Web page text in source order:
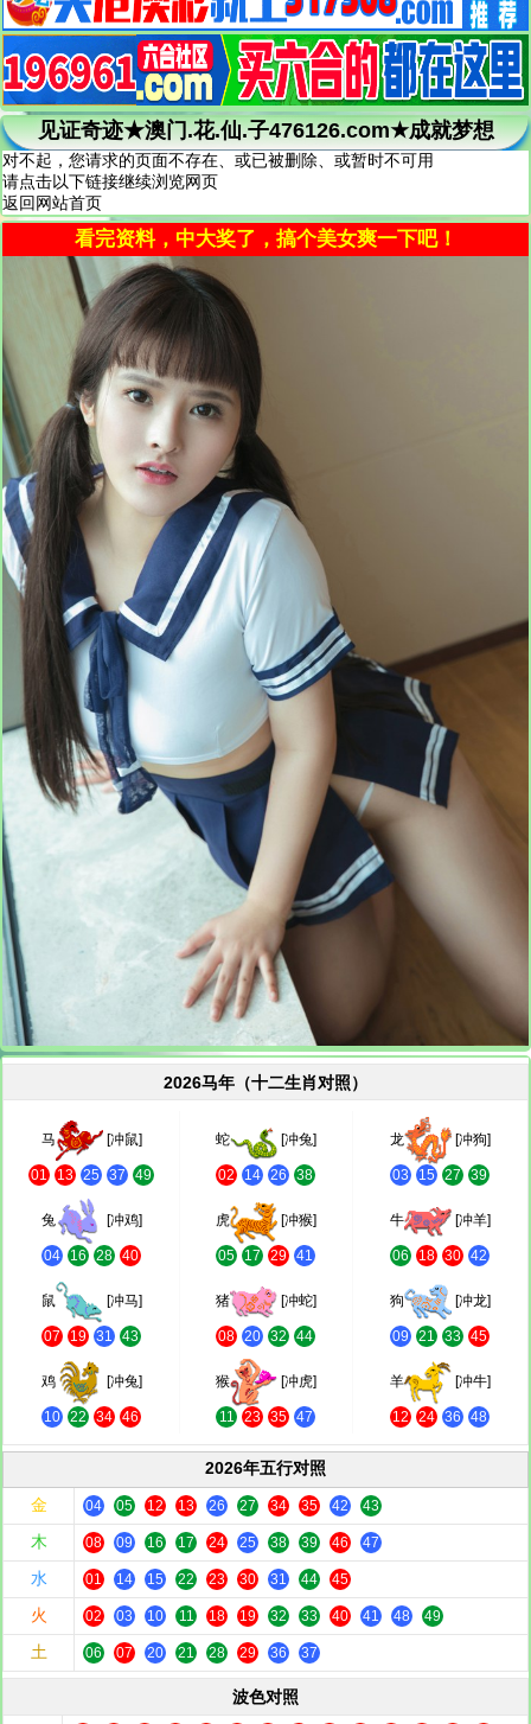
见证奇迹★澳门.花.仙.子476126.com★成就梦想
对不起，您请求的页面不存在、或已被删除、或暂时不可用
请点击以下链接继续浏览网页
返回网站首页
看完资料，中大奖了，搞个美女爽一下吧！
2026马年（十二生肖对照）
马 [冲鼠]
01 13 25 37 49
蛇 [冲兔]
02 14 26 38
龙 [冲狗]
03 15 27 39
兔 [冲鸡]
04 16 28 40
虎 [冲猴]
05 17 29 41
牛 [冲羊]
06 18 30 42
鼠 [冲马]
07 19 31 43
猪 [冲蛇]
08 20 32 44
狗 [冲龙]
09 21 33 45
鸡 [冲兔]
10 22 34 46
猴 [冲虎]
11 23 35 47
羊 [冲牛]
12 24 36 48
2026年五行对照
金
04 05 12 13 26 27 34 35 42 43
木 08 09 16 17 24 25 38 39 46 47
水 01 14 15 22 23 30 31 44 45
火 02 03 10 11 18 19 32 33 40 41 48 49
土 06 07 20 21 28 29 36 37
波色对照